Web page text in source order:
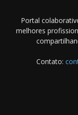
Portal
melhores
Contato: